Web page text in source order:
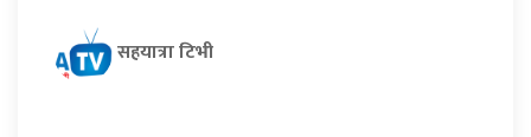
सहयात्रा टिभी